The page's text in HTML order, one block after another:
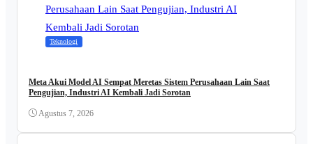
Teknologi
Meta Akui Model AI Sempat Meretas Sistem Perusahaan Lain Saat
Pengujian, Industri AI Kembali Jadi Sorotan
Agustus 7, 2026